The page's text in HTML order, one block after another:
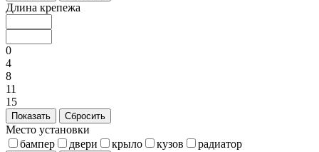
Длина крепежа
0
4
8
11
15
Показать Сбросить
Место установки
бампер
двери крыло кузов радиатор